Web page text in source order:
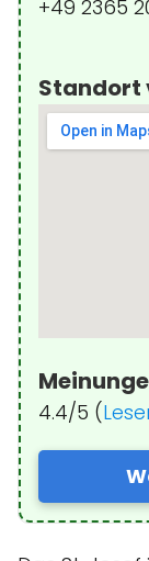
+49 2365
Standort
4.4/5 (